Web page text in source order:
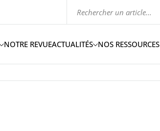
NOTRE REVUEACTUALITÉS NOS RESSOURCES